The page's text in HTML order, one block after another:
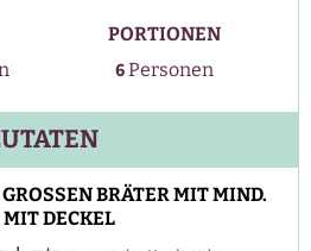
PORTIONEN
6Personen
BRÄTER MIT MIND.
DECKEL